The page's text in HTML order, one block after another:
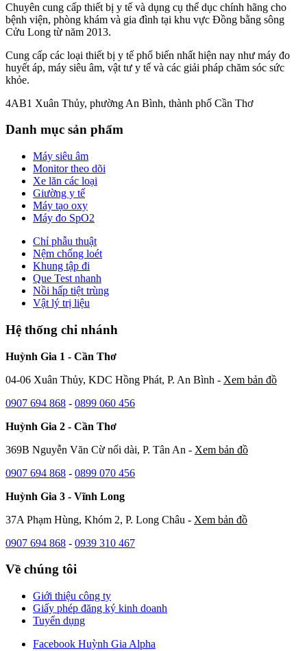
Chuyên cung cấp thiết bị y tế và dụng cụ thể dục chính hãng cho
bệnh viện, phòng khám và gia đình tại khu vực Đồng bằng sông
Cửu Long từ năm 2013.
Cung cấp các loại thiết bị y tế phổ biến nhất hiện nay như máy đo
huyết áp, máy siêu âm, vật tư y tế và các giải pháp chăm sóc sức
khỏe.
4AB1 Xuân Thủy, phường An Bình, thành phố Cần Thơ
Danh mục sản phẩm
Máy siêu âm
Monitor theo dõi
Xe lăn các loại
Giường y tế
Máy tạo oxy
Máy đo SpO2
Chỉ phẫu thuật
Nệm chống loét
Khung tập đi
Que Test nhanh
Nồi hấp tiệt trùng
Vật lý trị liệu
Hệ thống chi nhánh
Huỳnh Gia 1 - Cần Thơ
04-06 Xuân Thủy, KDC Hồng Phát, P. An Bình - Xem bản đồ
0907 694 868 - 0899 060 456
Huỳnh Gia 2 - Cần Thơ
369B Nguyễn Văn Cừ nối dài, P. Tân An - Xem bản đồ
0907 694 868 - 0899 070 456
Huỳnh Gia 3 - Vĩnh Long
37A Phạm Hùng, Khóm 2, P. Long Châu - Xem bản đồ
0907 694 868 - 0939 310 467
Về chúng tôi
Giới thiệu công ty
Giấy phép đăng ký kinh doanh
Tuyển dụng
Facebook Huỳnh Gia Alpha